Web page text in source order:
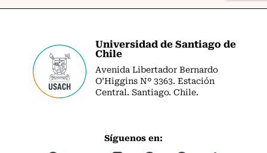
Universidad de Santiago de
Chile
Avenida Libertador Bernardo
O’Higgins Nº 3363. Estación
Central. Santiago. Chile.
Síguenos en: